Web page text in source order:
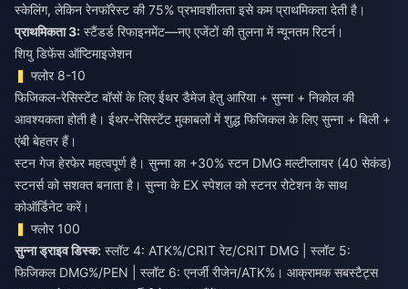
स्केलिंग, लेकिन रेनफॉरेस्ट की 75% प्रभावशीलता इसे कम प्राथमिकता देती है।
प्राथमिकता 3: स्टैंडर्ड रिफाइनमेंट—नए एजेंटों की तुलना में न्यूनतम रिटर्न।
शियु डिफेंस ऑप्टिमाइजेशन
फ्लोर 8-10
फिजिकल-रेसिस्टेंट बॉसों के लिए ईथर डैमेज हेतु आरिया + सुन्ना + निकोल की
आवश्यकता होती है। ईथर-रेसिस्टेंट मुकाबलों में शुद्ध फिजिकल के लिए सुन्ना + बिली +
एंबी बेहतर हैं।
स्टन गेज हेरफेर महत्वपूर्ण है। सुन्ना का +30% स्टन DMG मल्टीप्लायर (40 सेकंड)
स्टनर्स को सशक्त बनाता है। सुन्ना के EX स्पेशल को स्टनर रोटेशन के साथ
कोऑर्डिनेट करें।
फ्लोर 100
सुन्ना ड्राइव डिस्क: स्लॉट 4: ATK%/CRIT रेट/CRIT DMG | स्लॉट 5:
फिजिकल DMG%/PEN | स्लॉट 6: एनर्जी रीजेन/ATK%। आक्रामक सबस्टैट्स